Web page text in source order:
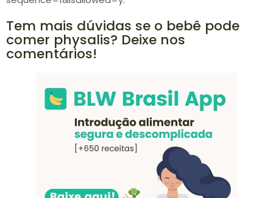
Tem mais dúvidas se o bebê pode
comer physalis? Deixe nos
comentários!